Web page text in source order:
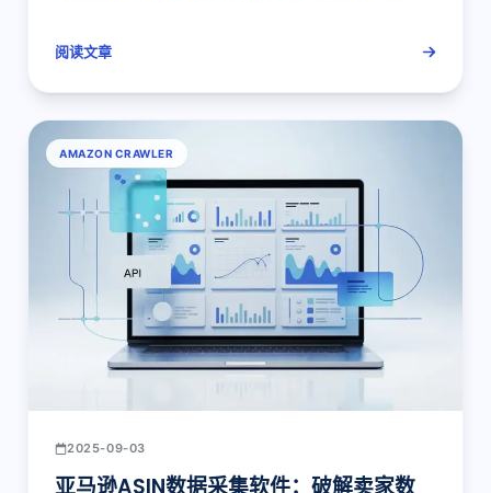
阅读文章
AMAZON CRAWLER
2025-09-03
亚马逊ASIN数据采集软件：破解卖家数